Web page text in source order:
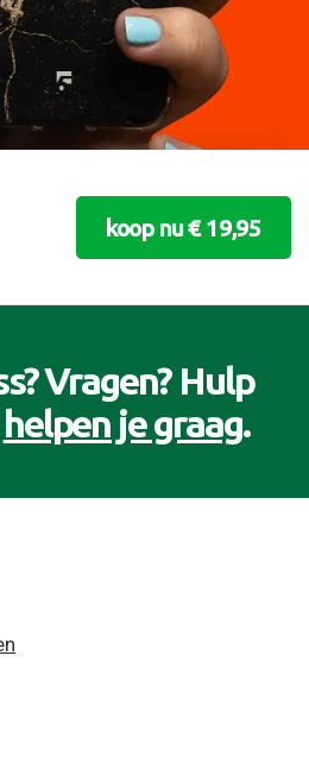
koop nu € 19,95
Vragen? Hulp
helpen je graag.